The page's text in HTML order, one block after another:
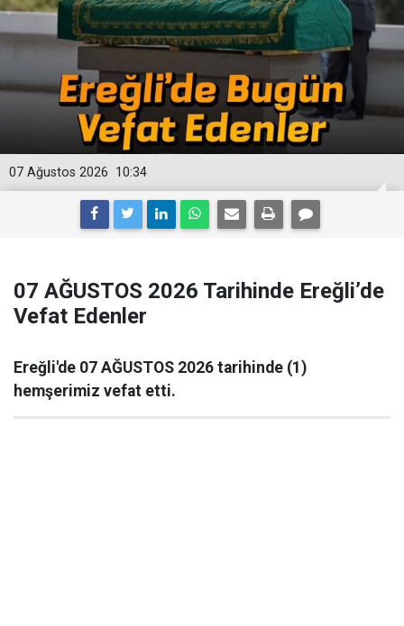
10:34
07 Ağustos 2026
07 AĞUSTOS 2026 Tarihinde Ereğli’de
Vefat Edenler
Ereğli'de 07 AĞUSTOS 2026 tarihinde (1)
hemşerimiz vefat etti.